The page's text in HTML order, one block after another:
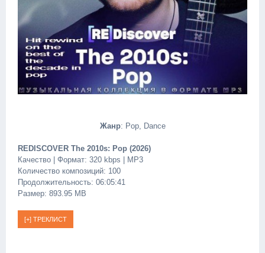
Жанр: Pop, Dance
REDISCOVER The 2010s: Pop (2026)
Качество | Формат: 320 kbps | MP3
Количество композиций: 100
Продолжительность: 06:05:41
Размер: 893.95 MB